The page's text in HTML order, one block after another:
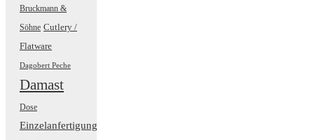
Bruckmann &
Söhne Cutlery /
Flatware
Dagobert Peche
Damast
Dose
Einzelanfertigung